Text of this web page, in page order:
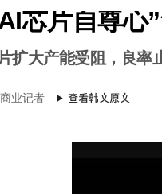
芯片自尊心
扩大产能受阻，良
业记者